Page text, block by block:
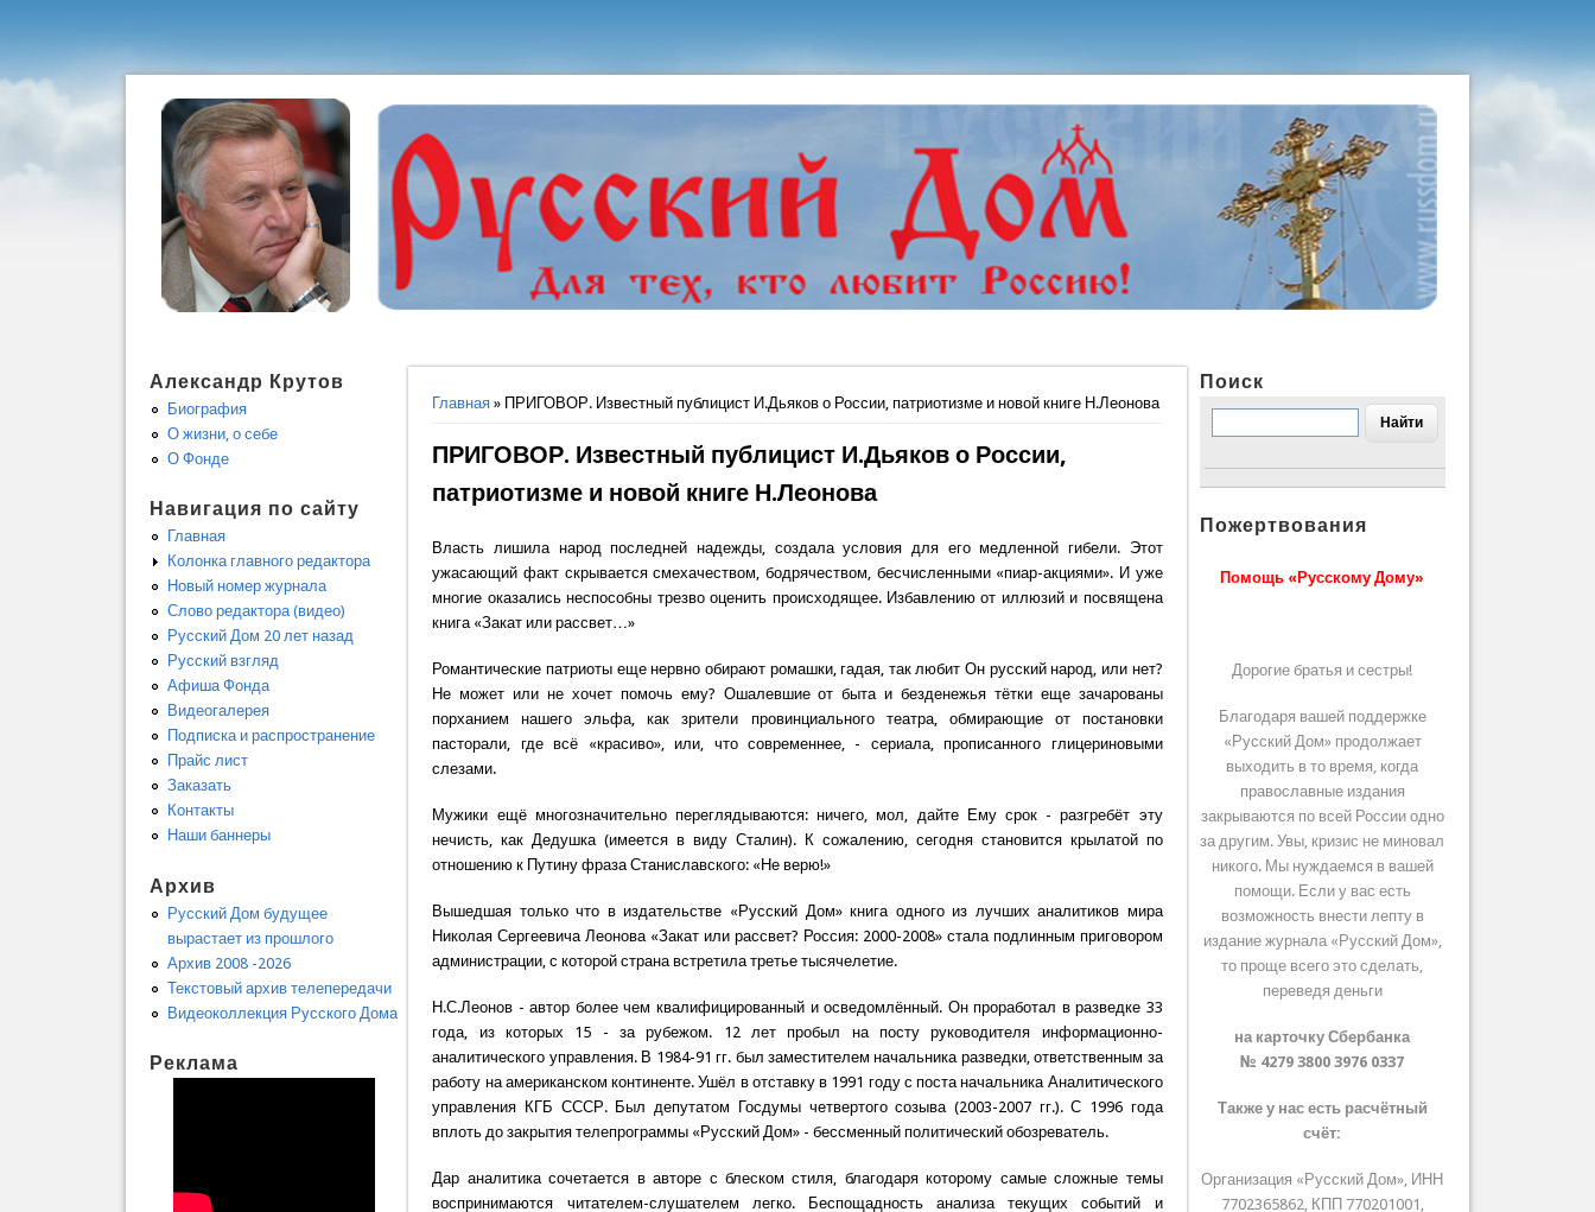
Вы здесь
Главная » ПРИГОВОР. Известный публицист И.Дьяков о России, патриотизме и новой книге Н.Леонова
ПРИГОВОР. Известный публицист И.Дьяков о России,
патриотизме и новой книге Н.Леонова
Власть лишила народ последней надежды, создала условия для его медленной гибели. Этот
ужасающий факт скрывается смехачеством, бодрячеством, бесчисленными «пиар-акциями». И уже
многие оказались неспособны трезво оценить происходящее. Избавлению от иллюзий и посвящена
книга «Закат или рассвет…»
Романтические патриоты еще нервно обирают ромашки, гадая, так любит Он русский народ, или нет?
Не может или не хочет помочь ему? Ошалевшие от быта и безденежья тётки еще зачарованы
порханием нашего эльфа, как зрители провинциального театра, обмирающие от постановки
пасторали, где всё «красиво», или, что современнее, - сериала, прописанного глицериновыми
слезами.
Мужики ещё многозначительно переглядываются: ничего, мол, дайте Ему срок - разгребёт эту
нечисть, как Дедушка (имеется в виду Сталин). К сожалению, сегодня становится крылатой по
отношению к Путину фраза Станиславского: «Не верю!»
Вышедшая только что в издательстве «Русский Дом» книга одного из лучших аналитиков мира
Николая Сергеевича Леонова «Закат или рассвет? Россия: 2000-2008» стала подлинным приговором
администрации, с которой страна встретила третье тысячелетие.
Н.С.Леонов - автор более чем квалифицированный и осведомлённый. Он проработал в разведке 33
года, из которых 15 - за рубежом. 12 лет пробыл на посту руководителя информационно-
аналитического управления. В 1984-91 гг. был заместителем начальника разведки, ответственным за
работу на американском континенте. Ушёл в отставку в 1991 году с поста начальника Аналитического
управления КГБ СССР. Был депутатом Госдумы четвертого созыва (2003-2007 гг.). С 1996 года
вплоть до закрытия телепрограммы «Русский Дом» - бессменный политический обозреватель.
Дар аналитика сочетается в авторе с блеском стиля, благодаря которому самые сложные темы
воспринимаются читателем-слушателем легко. Беспощадность анализа текущих событий и
Александр Крутов
Биография
О жизни, о себе
О Фонде
Навигация по сайту
Главная
Колонка главного редактора
Новый номер журнала
Слово редактора (видео)
Русский Дом 20 лет назад
Русский взгляд
Афиша Фонда
Видеогалерея
Подписка и распространение
Прайс лист
Заказать
Контакты
Наши баннеры
Архив
Русский Дом будущее
вырастает из прошлого
Архив 2008 -2026
Текстовый архив телепередачи
Видеоколлекция Русского Дома
Реклама
Поиск
Пожертвования
Помощь «Русскому Дому»
Дорогие братья и сестры!
Благодаря вашей поддержке
«Русский Дом» продолжает
выходить в то время, когда
православные издания
закрываются по всей России одно
за другим. Увы, кризис не миновал
никого. Мы нуждаемся в вашей
помощи. Если у вас есть
возможность внести лепту в
издание журнала «Русский Дом»,
то проще всего это сделать,
переведя деньги
на карточку Сбербанка
№ 4279 3800 3976 0337
Также у нас есть расчётный
счёт:
Организация «Русский Дом», ИНН
7702365862, КПП 770201001,